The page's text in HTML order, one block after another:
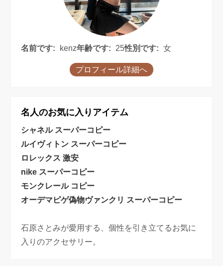
名前です: kenz年齢です: 25性別です: 女
プロフィール詳細へ
名人のお気に入りアイテム
シャネル スーパーコピー
ルイヴィトン スーパーコピー
ロレックス 激安
nike スーパーコピー
モンクレール コピー
オーデマピゲ偽物ヴァンクリ スーパーコピー
石原さとみが愛用する、個性を引き立てるお気に
入りのアクセサリー。